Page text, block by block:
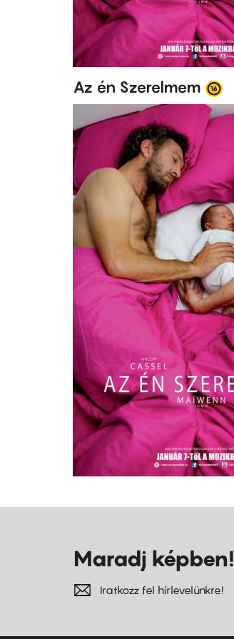
Az én Szerelmem
Maradj képben!
Iratkozz fel hírlevelünkre!